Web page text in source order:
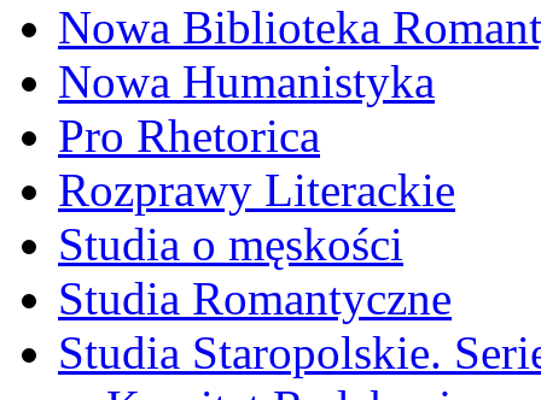
Nowa Biblioteka
Nowa Humanistyka
Pro Rhetorica
Rozprawy Literackie
Studia o męskości
Studia Romantyczne
Studia Staropolskie.